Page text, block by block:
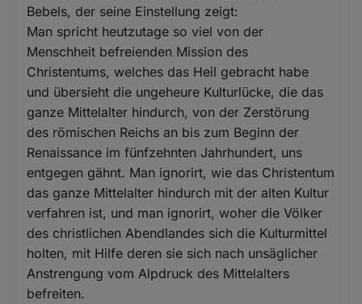
Bebels, der seine Einstellung zeigt:
Man spricht heutzutage so viel von der
Menschheit befreienden Mission des
Christentums, welches das Heil gebracht habe
und übersieht die ungeheure Kulturlücke, die das
ganze Mittelalter hindurch, von der Zerstörung
des römischen Reichs an bis zum Beginn der
Renaissance im fünfzehnten Jahrhundert, uns
entgegen gähnt. Man ignorirt, wie das Christentum
das ganze Mittelalter hindurch mit der alten Kultur
verfahren ist, und man ignorirt, woher die Völker
des christlichen Abendlandes sich die Kulturmittel
holten, mit Hilfe deren sie sich nach unsäglicher
Anstrengung vom Alpdruck des Mittelalters
befreiten.